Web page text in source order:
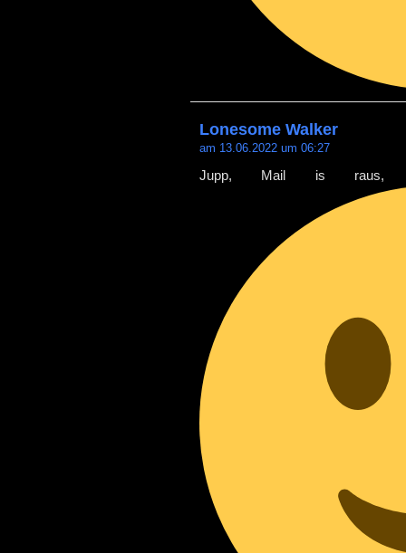
Lonesome Walker
am 13.06.2022 um 06:27
Jupp, Mail is raus,